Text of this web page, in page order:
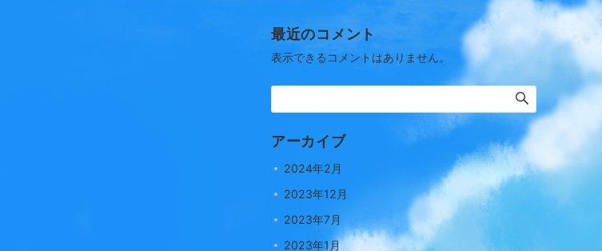
最近のコメント
表示できるコメントはありません。
アーカイブ
2024年2月
2023年12月
2023年7月
2023年1月